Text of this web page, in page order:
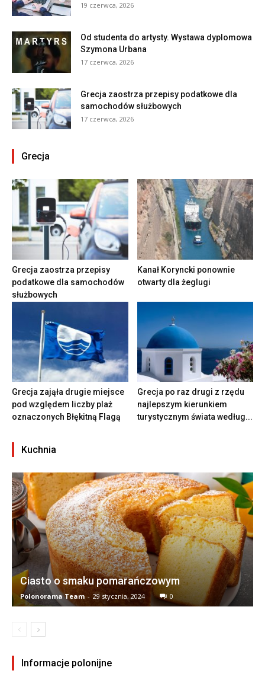
19 czerwca, 2026
Od studenta do artysty. Wystawa dyplomowa
Szymona Urbana
17 czerwca, 2026
Grecja zaostrza przepisy podatkowe dla
samochodów służbowych
17 czerwca, 2026
Grecja
Grecja zaostrza przepisy
podatkowe dla samochodów
służbowych
Kanał Koryncki ponownie
otwarty dla żeglugi
Grecja zająła drugie miejsce
pod względem liczby plaż
oznaczonych Błękitną Flagą
Grecja po raz drugi z rzędu
najlepszym kierunkiem
turystycznym świata według...
Kuchnia
Ciasto o smaku pomarańczowym
Polonorama Team - 29 stycznia, 2024 0
Informacje polonijne